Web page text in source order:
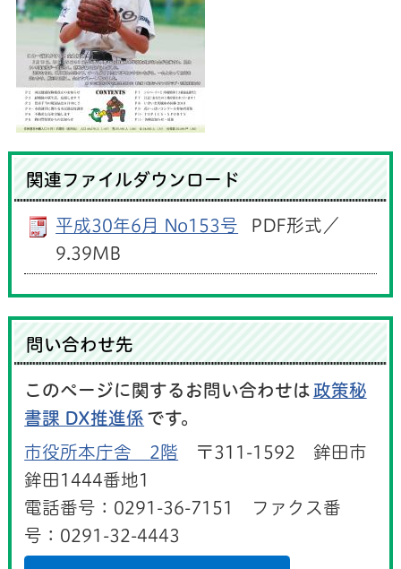
関連ファイルダウンロード
平成30年6月 No153号
PDF形式／
9.39MB
問い合わせ先
このページに関するお問い合わせは 政策秘
書課 DX推進係 です。
市役所本庁舎 2階 〒311-1592 鉾田市
鉾田1444番地1
電話番号：0291-36-7151 ファクス番
号：0291-32-4443